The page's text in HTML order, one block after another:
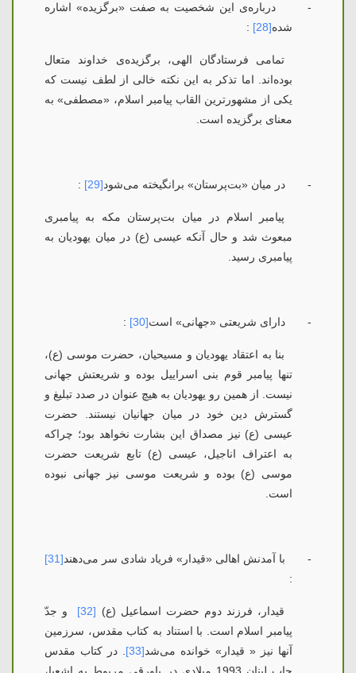
-
درباره‌ی این شخصیت به صفت «برگزیده» اشاره
شده[28]
:
تمامی فرستادگان الهی، برگزیده‌ی خداوند متعال
بوده‌اند. اما تذکر به این نکته خالی از لطف نیست که
یکی از مشهورترین القاب پیامبر اسلام، «مصطفی» به
معنای برگزیده است.
- در میان «بت‌پرستان» برانگیخته می‌شود[29]
:
پیامبر اسلام در میان بت‌پرستان مکه به پیامبری
مبعوث شد و حال آنکه عیسی (ع) در میان یهودیان به
پیامبری رسید.
- دارای شریعتی «جهانی» است[30]
:
بنا به اعتقاد یهودیان و مسیحیان، حضرت موسی (ع)،
تنها پیامبر قوم بنی اسراییل بوده و شریعتش جهانی
نیست. از همین رو یهودیان به هیچ عنوان در صدد تبلیغ و
گسترش دین خود در میان جهانیان نیستند. حضرت
عیسی (ع) نیز مصداق این بشارت نخواهد بود؛ چراکه
به اعتراف اناجیل، عیسی (ع) تابع شریعت حضرت
موسی (ع) بوده و شریعت موسی نیز جهانی نبوده
است.
- با آمدنش اهالی «قیدار» فریاد شادی سر می‌دهند[31]
:
قیدار، فرزند دوم حضرت اسماعیل (ع) [32]
و جدّ
پیامبر اسلام است. با استناد به کتاب مقدس، سرزمین
آنها نیز « قیدار» خوانده می‌شد[33] . در كتاب مقدس